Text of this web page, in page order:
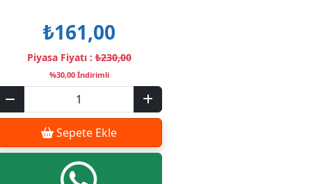
₺161,00
Piyasa Fiyatı :₺230,00
%30,00 İndirimli
Sepete Ekle